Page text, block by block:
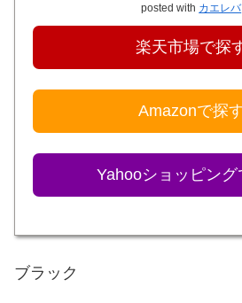
posted with カエレバ
楽天市場で探
Amazonで探
Yahooショッピング
ブラック